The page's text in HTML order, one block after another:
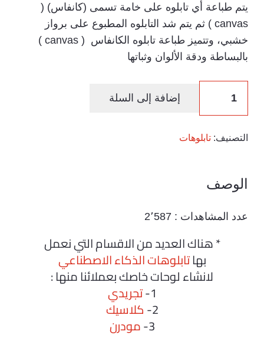
يتم طباعة أي تابلوه على خامة تسمى (كانفاس) (
canvas ) ثم يتم شد التابلوه المطبوع على برواز
خشبي، وتتميز طباعة تابلوه الكانفاس ( canvas )
بالبساطة ودقة الألوان وثباتها
كانفاس
إضافة إلى السلة
التصنيف: تابلوهات
الوصف
عدد المشاهدات : 2٬587
* هناك العديد من الاقسام التي نعمل
بهاتابلوهات الذكاء الاصطناعي
لانشاء لوحات خاصك بعملائنا منها :
1- تجريدي
2- كلاسيك
3- مودرن